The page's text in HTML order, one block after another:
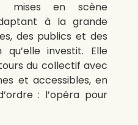
mises en scène
à la grande
des publics et des
investit. Elle
du collectif avec
et accessibles, en
: l’opéra pour